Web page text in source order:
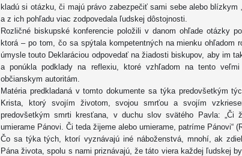
kladú si otázku, či majú právo zabezpečiť sami sebe alebo blízkym
a z ich pohľadu viac zodpovedala ľudskej dôstojnosti.
Rozličné biskupské konferencie položili v danom ohľade otázky
ktorá – po tom, čo sa spýtala kompetentných na mienku ohľadom
úmysle touto Deklaráciou odpovedať na žiadosti biskupov, aby im
a ponúkla podklady na reflexiu, ktoré vzhľadom na tento
občianskym autoritám.
Matéria predkladaná v tomto dokumente sa týka predovšetkým
Krista, ktorý svojím životom, svojou smrťou a svojím
predovšetkým smrti kresťana, v duchu slov svätého Pavla: „Či
umierame Pánovi. Či teda žijeme alebo umierame, patríme Pánovi“
Čo sa týka tých, ktorí vyznávajú iné náboženstvá, mnohí, ak
Pána života, spolu s nami priznávajú, že táto viera každej ľudskej